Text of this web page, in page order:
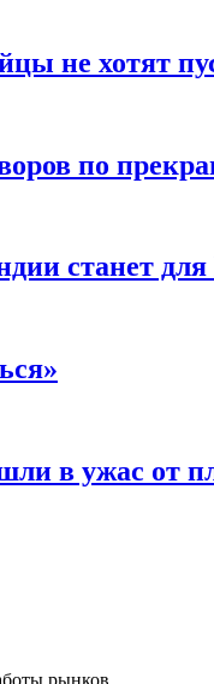
не хотят
по
станет
в ужас от
рынков